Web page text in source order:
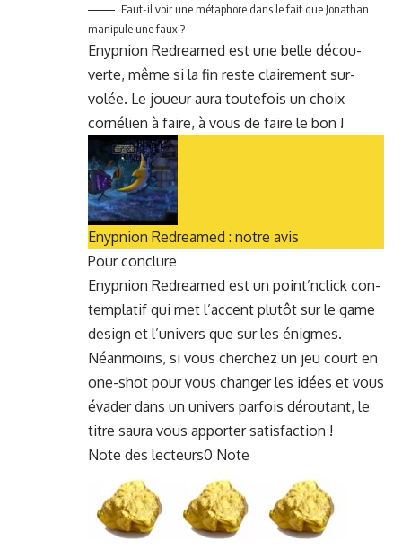
Faut-il voir une métaphore dans le fait que Jonathan
manip­ule une faux ?
Enypnion Redreamed est une belle décou­
verte, même si la fin reste claire­ment sur­
volée. Le joueur aura toute­fois un choix
cornélien à faire, à vous de faire le bon !
Enypnion Redreamed : notre avis
Pour con­clure
Enypnion Redreamed est un point’nclick con­
tem­platif qui met l’accent plutôt sur le game
design et l’univers que sur les énigmes.
Néan­moins, si vous cherchez un jeu court en
one-shot pour vous chang­er les idées et vous
évad­er dans un univers par­fois déroutant, le
titre saura vous apporter satisfaction !
Note des lecteurs0 Note